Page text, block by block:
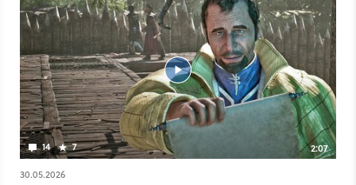
14 7
2:07
30.05.2026